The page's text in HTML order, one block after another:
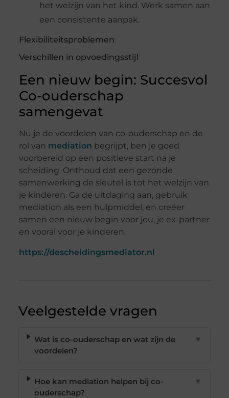
het welzijn van het kind. Werk samen aan
een consistente aanpak.
Flexibiliteitsproblemen
Verschillen in opvoedingsstijl
Een nieuw begin: Succesvol
Co-ouderschap
samengevat
Nu je de voordelen van co-ouderschap en de
rol van mediation begrijpt, ben je goed
voorbereid op een positieve start na je
scheiding. Onthoud dat een gezonde
samenwerking de sleutel is tot het welzijn van
je kinderen. Ga de uitdaging aan, gebruik
mediation als een hulpmiddel, en creëer
samen een nieuw begin voor jou, je ex-partner
en vooral voor je kinderen.
https://descheidingsmediator.nl
Veelgestelde vragen
Wat is co-ouderschap en wat zijn de
voordelen?
▼
Hoe kan mediation helpen bij co-
ouderschap?
▼